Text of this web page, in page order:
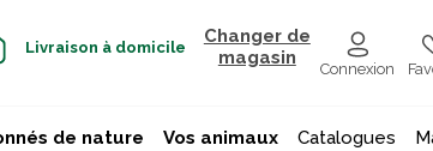
Livraison à domicile
Changer de
magasin
Connexion
de nature Vos animaux Catalogues